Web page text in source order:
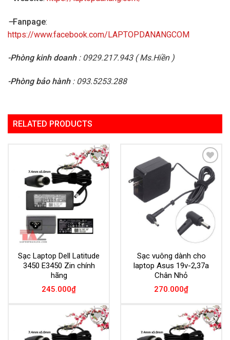
–Fanpage:
https://www.facebook.com/LAPTOPDANANGCOM
-Phòng kinh doanh: 0929.217.943 ( Ms.Hiền )
-Phòng bảo hành: 093.5253.288
RELATED PRODUCTS
Add to
Wishlist
Sạc Laptop Dell Latitude
3450 E3450 Zin chính
hãng
245.000₫
Add to
Wishlist
Sạc vuông dành cho
laptop Asus 19v-2,37a
Chân Nhỏ
270.000₫
Add to
Wishlist
Add to
Wishlist